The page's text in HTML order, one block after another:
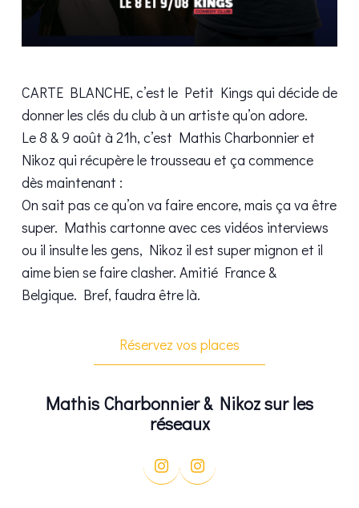
CARTE BLANCHE, c’est le Petit Kings qui décide de
donner les clés du club à un artiste qu’on adore.
Le 8 & 9 août à 21h, c’est Mathis Charbonnier et
Nikoz qui récupère le trousseau et ça commence
dès maintenant :
On sait pas ce qu’on va faire encore, mais ça va être
super. Mathis cartonne avec ces vidéos interviews
ou il insulte les gens, Nikoz il est super mignon et il
aime bien se faire clasher. Amitié France &
Belgique. Bref, faudra être là.
Réservez vos places
Mathis Charbonnier & Nikoz sur les
réseaux